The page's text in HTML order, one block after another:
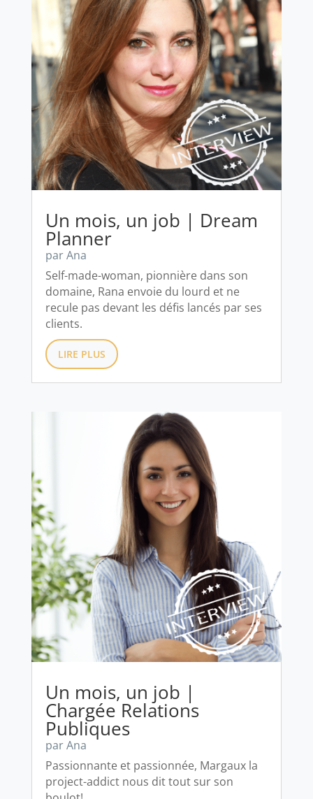
Un mois, un job | Dream
Planner
parAna
Self-made-woman, pionnière dans son
domaine, Rana envoie du lourd et ne
recule pas devant les défis lancés par ses
clients.
LIRE PLUS
Un mois, un job |
Chargée Relations
Publiques
parAna
Passionnante et passionnée, Margaux la
project-addict nous dit tout sur son